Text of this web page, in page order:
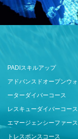
PADIスキルアップ
アドバンスドオープンウォ
ーターダイバーコース
レスキューダイバーコース
エマージェンシーファース
トレスポンスコース